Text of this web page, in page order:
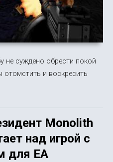
не суждено обрести покой
и воскресить
Monolith
над игрой с
для EA